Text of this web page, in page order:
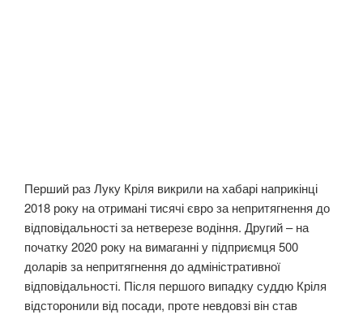
Перший раз Луку Кріля викрили на хабарі наприкінці
2018 року на отримані тисячі євро за непритягнення до
відповідальності за нетверезе водіння. Другий – на
початку 2020 року на вимаганні у підприємця 500
доларів за непритягнення до адміністративної
відповідальності. Після першого випадку суддю Кріля
відсторонили від посади, проте невдовзі він став